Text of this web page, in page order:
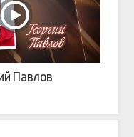
украдены 18
рублей
Павлов